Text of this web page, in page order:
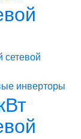
инверторы